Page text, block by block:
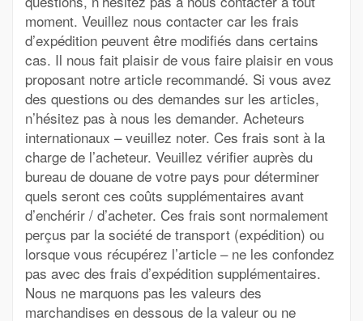
moment. Veuillez nous contacter car les frais
d’expédition peuvent être modifiés dans certains
cas. Il nous fait plaisir de vous faire plaisir en vous
proposant notre article recommandé. Si vous avez
des questions ou des demandes sur les articles,
n’hésitez pas à nous les demander. Acheteurs
internationaux – veuillez noter. Ces frais sont à la
charge de l’acheteur. Veuillez vérifier auprès du
bureau de douane de votre pays pour déterminer
quels seront ces coûts supplémentaires avant
d’enchérir / d’acheter. Ces frais sont normalement
perçus par la société de transport (expédition) ou
lorsque vous récupérez l’article – ne les confondez
pas avec des frais d’expédition supplémentaires.
Nous ne marquons pas les valeurs des
marchandises en dessous de la valeur ou ne